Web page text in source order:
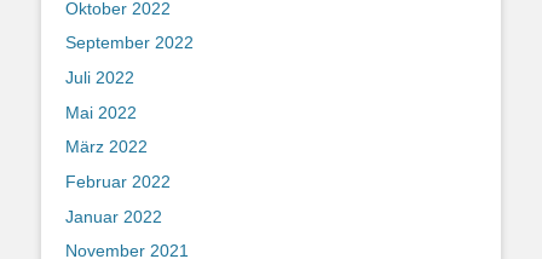
Oktober 2022
September 2022
Juli 2022
Mai 2022
März 2022
Februar 2022
Januar 2022
November 2021